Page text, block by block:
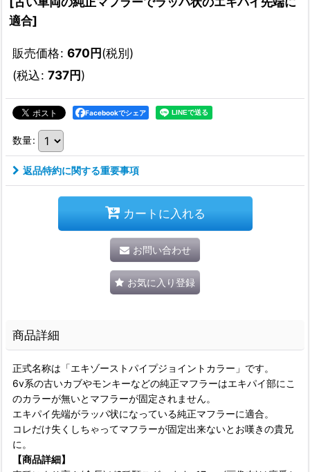
適合]
販売価格: 670円(税別)
(税込: 737円)
Facebookでシェア
数量:
返品特約に関する重要事項
カートに入れる
お問い合わせ
お気に入り登録
商品詳細
正式名称は「エキゾーストパイプジョイントカラー」です。
6v系の古いカブやモンキーなどの純正マフラーはエキパイ部にこ
のカラーが無いとマフラーが固定されません。
エキパイ先端がラッパ状になっている純正マフラーに適合。
コレだけ失くしちゃってマフラーが固定出来ないとお嘆きの貴兄
に。
【商品詳細】